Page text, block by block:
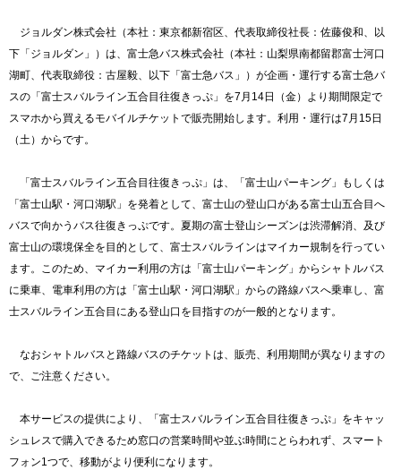
ジョルダン株式会社（本社：東京都新宿区、代表取締役社長：佐藤俊和、以
下「ジョルダン」）は、富士急バス株式会社（本社：山梨県南都留郡富士河口
湖町、代表取締役：古屋毅、以下「富士急バス」）が企画・運行する富士急バ
スの「富士スバルライン五合目往復きっぷ」を7月14日（金）より期間限定で
スマホから買えるモバイルチケットで販売開始します。利用・運行は7月15日
（土）からです。
「富士スバルライン五合目往復きっぷ」は、「富士山パーキング」もしくは
「富士山駅・河口湖駅」を発着として、富士山の登山口がある富士山五合目へ
バスで向かうバス往復きっぷです。夏期の富士登山シーズンは渋滞解消、及び
富士山の環境保全を目的として、富士スバルラインはマイカー規制を行ってい
ます。このため、マイカー利用の方は「富士山パーキング」からシャトルバス
に乗車、電車利用の方は「富士山駅・河口湖駅」からの路線バスへ乗車し、富
士スバルライン五合目にある登山口を目指すのが一般的となります。
なおシャトルバスと路線バスのチケットは、販売、利用期間が異なりますの
で、ご注意ください。
本サービスの提供により、「富士スバルライン五合目往復きっぷ」をキャッ
シュレスで購入できるため窓口の営業時間や並ぶ時間にとらわれず、スマート
フォン1つで、移動がより便利になります。